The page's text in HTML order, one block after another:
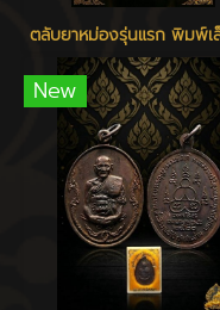
New